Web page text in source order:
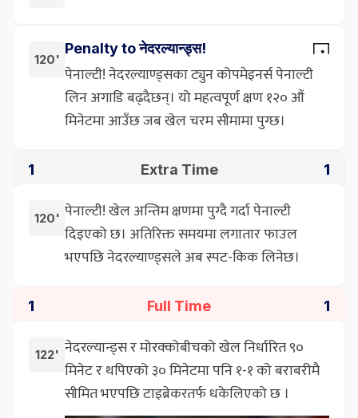
120'
Penalty to नेदरल्यान्ड्स!
पेनाल्टी! नेदरल्याण्ड्सका ट्युन कोपमेइनर्स पेनाल्टी
लिन अगाडि बढ्दैछन्। यो महत्वपूर्ण क्षण १२० औं
मिनेटमा आउँछ जब खेल चरम सीमामा पुग्छ।
1 Extra Time 1
120' पेनाल्टी! खेल अन्तिम क्षणमा पुग्दै गर्दा पेनाल्टी
दिइएको छ। अतिरिक्त समयमा लगातार फाउल
भएपछि नेदरल्याण्ड्सले अब स्पट-किक लिनेछ।
1 Full Time 1
122' नेदरल्यान्ड्स र मोरक्कोबीचको खेल निर्धारित ९०
मिनेट र थपिएको ३० मिनेटमा पनि १-१ को बराबरीमै
सीमित भएपछि टाइब्रेकरतर्फ धकेलिएको छ ।